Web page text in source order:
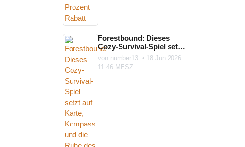
Forestbound: Dieses
Cozy-Survival-Spiel setzt
auf Karte, Kompass und
die ...
von number13 • 18 Jun 2026
11:46 MESZ